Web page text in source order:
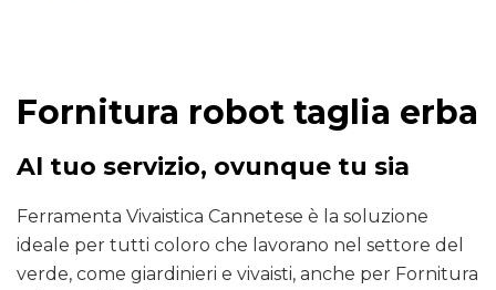
Fornitura robot taglia erba
Al tuo servizio, ovunque tu sia
Ferramenta Vivaistica Cannetese è la soluzione
ideale per tutti coloro che lavorano nel settore del
verde, come giardinieri e vivaisti, anche per Fornitura